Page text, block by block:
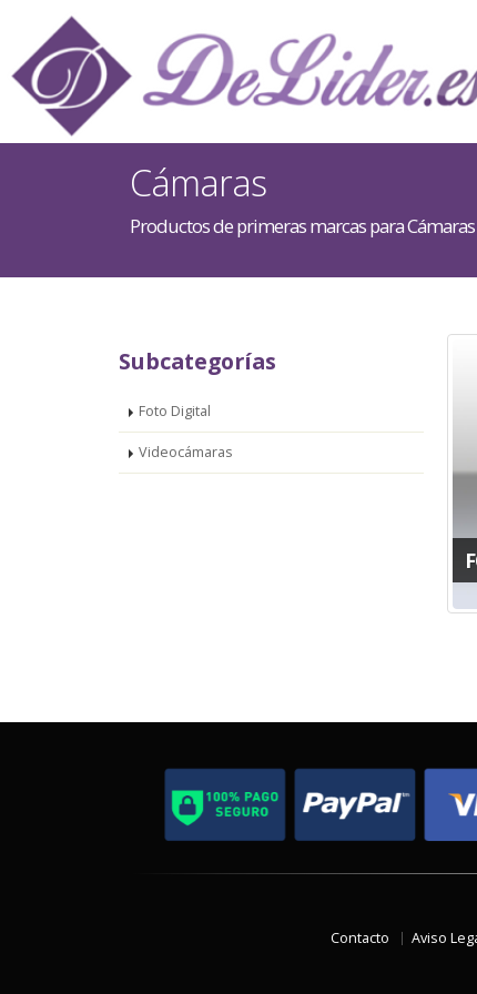
Cámaras
Productos de primeras marcas para Cámaras
Subcategorías
Foto Digital
Videocámaras
Contacto Aviso